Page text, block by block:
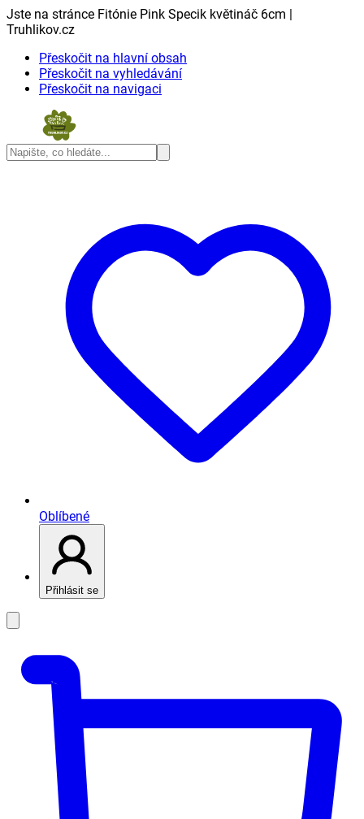
Jste na stránce Fitónie Pink Specik květináč 6cm |
Truhlikov.cz
Přeskočit na hlavní obsah
Přeskočit na vyhledávání
Přeskočit na navigaci
Oblíbené
Přihlásit se